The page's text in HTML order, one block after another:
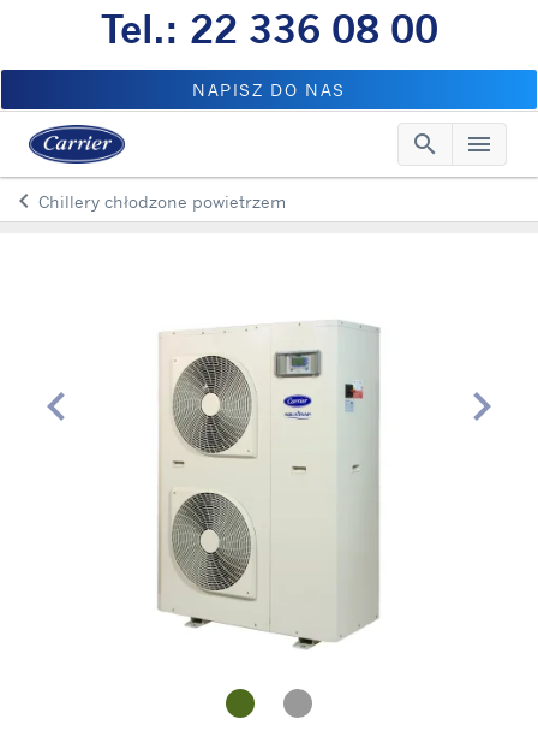
Tel.: 22 336 08 00
NAPISZ DO NAS
search menu
keyboard_arrow_leftArrow back
Chillery chłodzone powietrzem
chevron_left chevron_right